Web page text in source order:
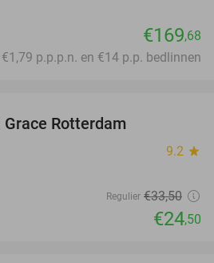
€169,68
€1,79 p.p.p.n. en €14 p.p. bedlinnen
Rotterdam
9.2 star
Regulier €33,50
€24,50